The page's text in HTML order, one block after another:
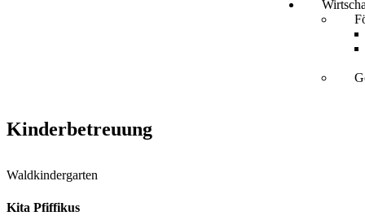
Kinderbetreuung
Waldkindergarten
Kita Pfiffikus